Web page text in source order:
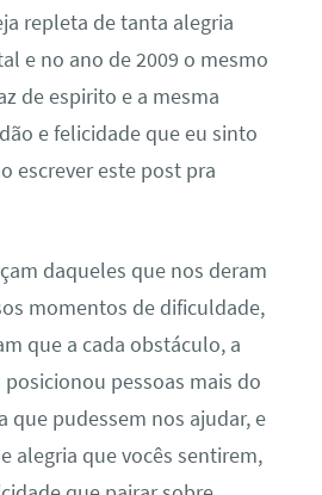
repleta de tanta alegria
e no ano de 2009 o mesmo
de espirito e a mesma
e felicidade que eu sinto
escrever este post pra
daqueles que nos deram
momentos de dificuldade,
que a cada obstáculo, a
posicionou pessoas mais do
que pudessem nos ajudar, e
alegria que vocês sentirem,